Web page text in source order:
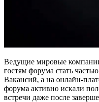
Ведущие мировые
гостям форума стать
Вакансий, а на онлайн-
форума активно искали
встречи даже после